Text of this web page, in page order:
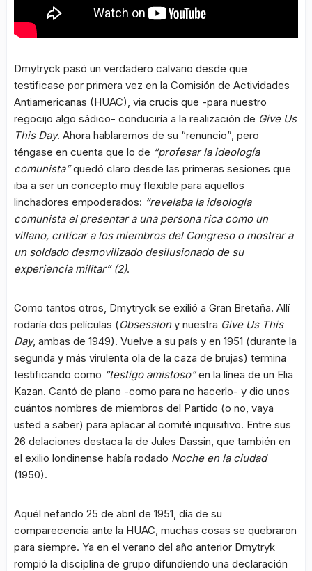
Dmytryck pasó un verdadero calvario desde que
testificase por primera vez en la Comisión de Actividades
Antiamericanas (HUAC), via crucis que -para nuestro
regocijo algo sádico- conduciría a la realización de Give Us
This Day. Ahora hablaremos de su “renuncio”, pero
téngase en cuenta que lo de “profesar la ideología
comunista”quedó claro desde las primeras sesiones que
iba a ser un concepto muy flexible para aquellos
linchadores empoderados: “revelaba la ideología
comunista el presentar a una persona rica como un
villano, criticar a los miembros del Congreso o mostrar a
un soldado desmovilizado desilusionado de su
experiencia militar” (2).
Como tantos otros, Dmytryck se exilió a Gran Bretaña. Allí
rodaría dos películas (Obsessiony nuestra Give Us This
Day, ambas de 1949). Vuelve a su país y en 1951 (durante la
segunda y más virulenta ola de la caza de brujas) termina
testificando como “testigo amistoso”en la línea de un Elia
Kazan. Cantó de plano -como para no hacerlo- y dio unos
cuántos nombres de miembros del Partido (o no, vaya
usted a saber) para aplacar al comité inquisitivo. Entre sus
26 delaciones destaca la de Jules Dassin, que también en
el exilio londinense había rodado Noche en la ciudad
(1950).
Aquél nefando 25 de abril de 1951, día de su
comparecencia ante la HUAC, muchas cosas se quebraron
para siempre. Ya en el verano del año anterior Dmytryk
rompió la disciplina de grupo difundiendo una declaración